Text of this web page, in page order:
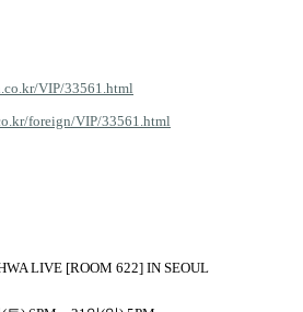
VIP/33561.html
foreign/VIP/33561.html
LIVE [ROOM 622] IN SEOUL